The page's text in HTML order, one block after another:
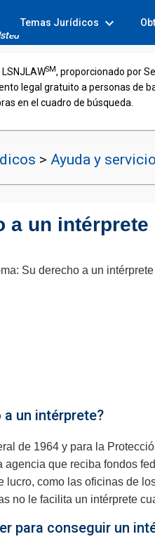
Temas Jurídicos expand_more
SM, proporcionado por
legal gratuito a personas de
en el cuadro de búsqueda.
> Ayuda y
a un intérprete
Su derecho a un intérprete
un intérprete?
de 1964 y para la
agencia que reciba fondos
lucro, como las oficinas de
no le facilita un intérprete
para conseguir un